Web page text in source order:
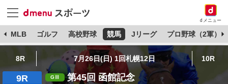
dメニュー
MLB ゴルフ 高校野球 競馬 Jリーグ プロ野球（2軍）
8R 7月26日(日) 1回札幌12日 10R
9R 第45回 函館記念